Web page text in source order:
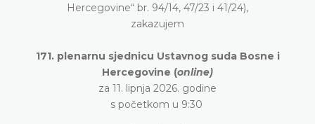
Hercegovine“ br. 94/14, 47/23 i 41/24),
zakazujem
171. plenarnu sjednicu Ustavnog suda Bosne i
Hercegovine (online)
za 11. lipnja 2026. godine
s početkom u 9:30